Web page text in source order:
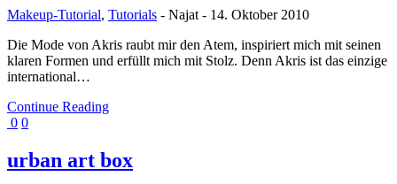
Makeup-Tutorial, Tutorials - Najat - 14. Oktober 2010
Die Mode von Akris raubt mir den Atem, inspiriert mich mit seinen
klaren Formen und erfüllt mich mit Stolz. Denn Akris ist das einzige
international…
Continue Reading
0 0
urban art box